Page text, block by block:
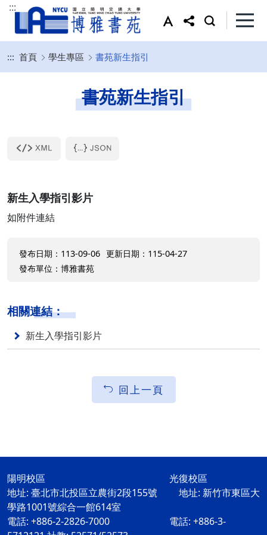
:::
::: 首頁 學生專區 書苑新生指引
書苑新生指引
新生入學指引影片
如附件連結
發布日期：113-09-06 更新日期：115-04-27
發布單位：博雅書苑
相關連結：
新生入學指引影片
回上一頁
陽明校區 光復校區
地址: 臺北市北投區立農街2段155號 地址: 新竹市東區大
學路1001號綜合一館614室
電話: +886-2-2826-7000 電話: +886-3-